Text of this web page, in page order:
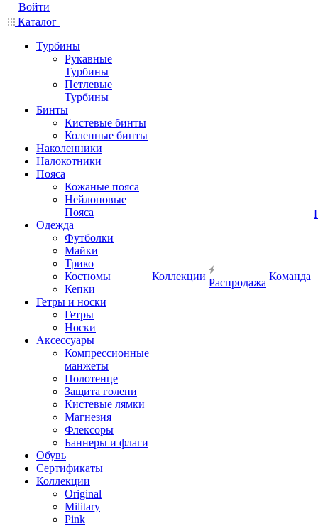
Войти
Каталог
Турбины
Рукавные
Турбины
Петлевые
Турбины
Бинты
Кистевые бинты
Коленные бинты
Наколенники
Налокотники
Пояса
Кожаные пояса
Нейлоновые
Пояса
Одежда
Футболки
Майки
Трико
Костюмы
Кепки
Гетры и носки
Гетры
Носки
Аксессуары
Компрессионные
манжеты
Полотенце
Защита голени
Кистевые лямки
Магнезия
Флексоры
Баннеры и флаги
Обувь
Сертификаты
Коллекции
Original
Military
Pink
Коллекции
Распродажа
Команда